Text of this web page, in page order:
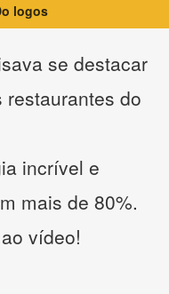
logos
se destacar
do
incrível e
mais de 80%.
vídeo!